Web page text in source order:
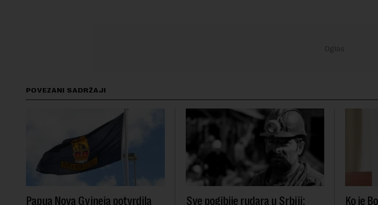
POVEZANI SADRŽAJI
Papua Nova Gvineja potvrdila Sve pogibije rudara u Srbiji: Ko je